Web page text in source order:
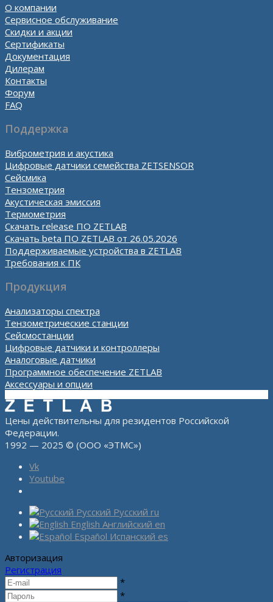
О компании
Сервисное обслуживание
Скидки и акции
Сертификаты
Документация
Дилерам
Контакты
Форум
FAQ
Поддержка
Виброметрия и акустика
Цифровые датчики семейства ZETSENSOR
Сейсмика
Тензометрия
Акустическая эмиссия
Термометрия
Скачать release ПО ZETLAB
Скачать beta ПО ZETLAB от 26.05.2026
Поддерживаемые устройства в ZETLAB
Требования к ПК
Продукция
Анализаторы спектра
Тензометрические станции
Сейсмостанции
Цифровые датчики и контроллеры
Аналоговые датчики
Программное обеспечение ZETLAB
Аксессуары и опции
Цены действительны для резидентов Российской
Федерации.
1992 — 2025 © (ООО «ЭТМС»)
Vk
Youtube
Русский Русский ru
English Английский en
Español Испанский es
Авторизация
Регистрация
*
*